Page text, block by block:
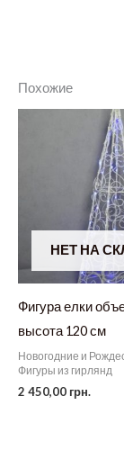
Похожие
НЕТ НА
Фигура елки
высота 120 см
Новогодние и
Фигуры из гирлянд
2 450,00 грн.